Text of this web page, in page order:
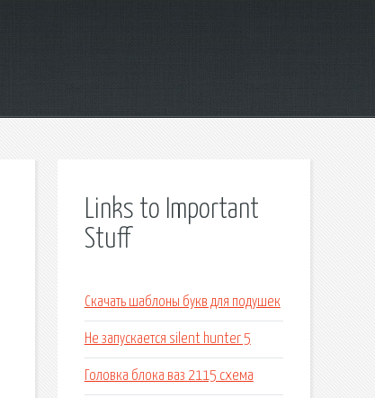
Links to Important
Stuff
Скачать шаблоны букв для подушек
Не запускается silent hunter 5
Головка блока ваз 2115 схема